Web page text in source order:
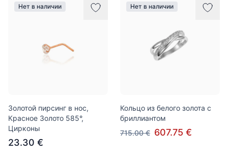
Нет в наличии
Золотой пирсинг в нос,
Красное Золото 585°,
Цирконы
23.30 €
Нет в наличии
Кольцо из белого золота с
бриллиантом
715.00 € 607.75 €